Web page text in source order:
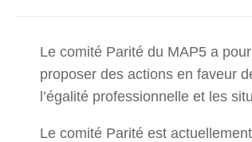
Le comité Parité du MAP5 a
proposer des actions en faveur
l’égalité professionnelle et les
Le comité Parité est